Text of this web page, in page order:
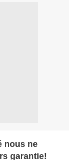
nous ne
garantie!